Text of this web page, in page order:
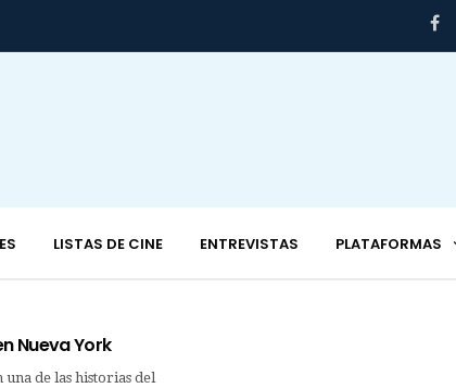
LISTAS DE CINE ENTREVISTAS PLATAFORMAS
Nueva York
una de las historias del